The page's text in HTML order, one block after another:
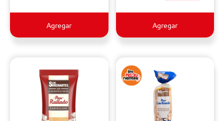
Agregar Agregar